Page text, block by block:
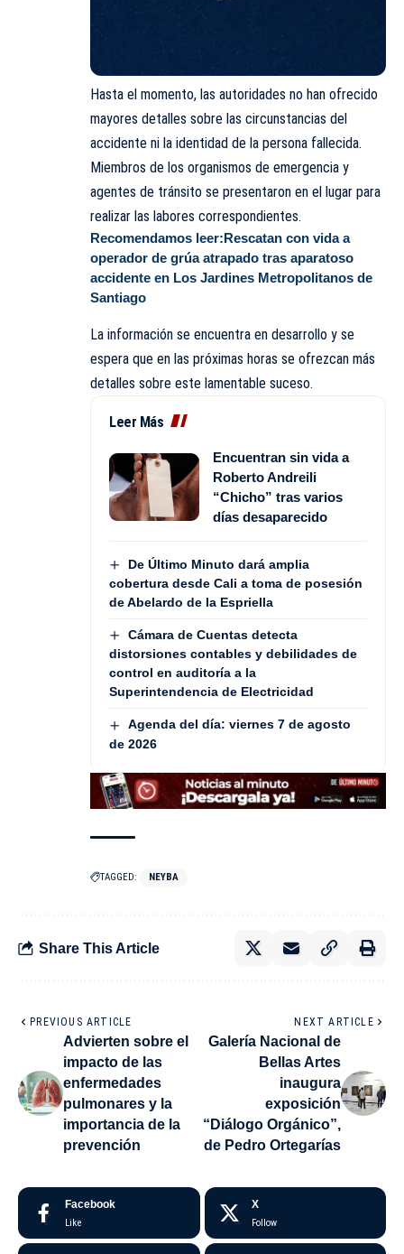
Hasta el momento, las autoridades no han ofrecido
mayores detalles sobre las circunstancias del
accidente ni la identidad de la persona fallecida.
Miembros de los organismos de emergencia y
agentes de tránsito se presentaron en el lugar para
realizar las labores correspondientes.
Recomendamos leer: Rescatan con vida a
operador de grúa atrapado tras aparatoso
accidente en Los Jardines Metropolitanos de
Santiago
La información se encuentra en desarrollo y se
espera que en las próximas horas se ofrezcan más
detalles sobre este lamentable suceso.
Leer Más
Encuentran sin vida a
Roberto Andreili
“Chicho” tras varios
días desaparecido
De Último Minuto dará amplia
cobertura desde Cali a toma de posesión
de Abelardo de la Espriella
Cámara de Cuentas detecta
distorsiones contables y debilidades de
control en auditoría a la
Superintendencia de Electricidad
Agenda del día: viernes 7 de agosto
de 2026
TAGGED: NEYBA
Share This Article
PREVIOUS ARTICLE
Advierten sobre el
impacto de las
enfermedades
pulmonares y la
importancia de la
prevención
NEXT ARTICLE
Galería Nacional de
Bellas Artes
inaugura
exposición
“Diálogo Orgánico”,
de Pedro Ortegarías
Facebook
Like
X
Follow